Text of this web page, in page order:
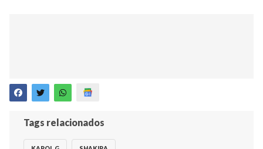
Tags relacionados